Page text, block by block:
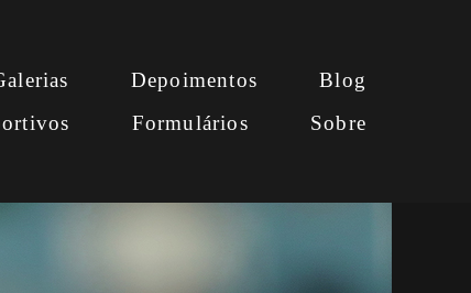
Depoimentos
Blog
Formulários Sobre